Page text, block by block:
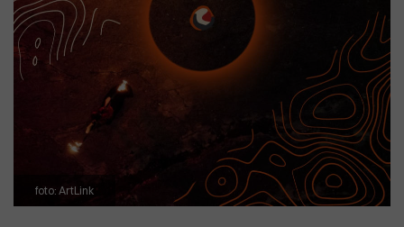
foto: ArtLink